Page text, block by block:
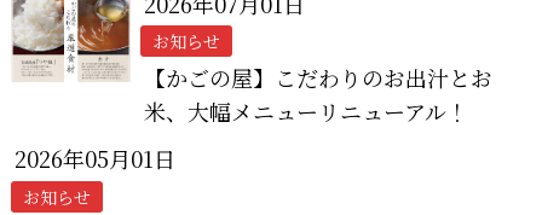
お知らせ
【かごの屋】こだわりのお出汁とお
米、大幅メニューリニューアル！
2026年05月01日
お知らせ